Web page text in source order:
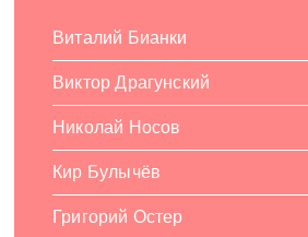
Виталий Бианки
Виктор Драгунский
Николай Носов
Кир Булычёв
Григорий Остер